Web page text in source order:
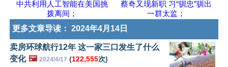
中共利用人工智能在美国挑
拨离间；
蔡奇又现新职 习“驯忠”驯出
一群太监；
更多文章导读： 2024年4月14日
卖房环球航行12年 这一家三口发生了什么
变化 🖼️ 2024/4/17 (122,555次)